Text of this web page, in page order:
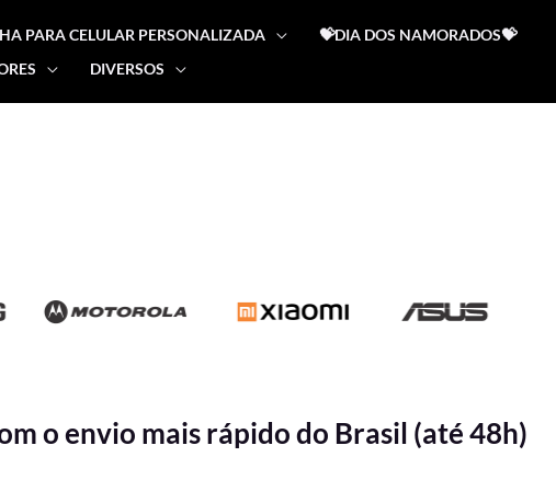
PARA CELULAR PERSONALIZADA
💝DIA DOS NAMORADOS💝
DIVERSOS
o envio mais rápido do Brasil (até 48h)